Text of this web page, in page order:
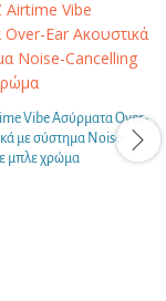
Vibe Ασύρματα Over-
με σύστημα Noise-
μπλε χρώμα